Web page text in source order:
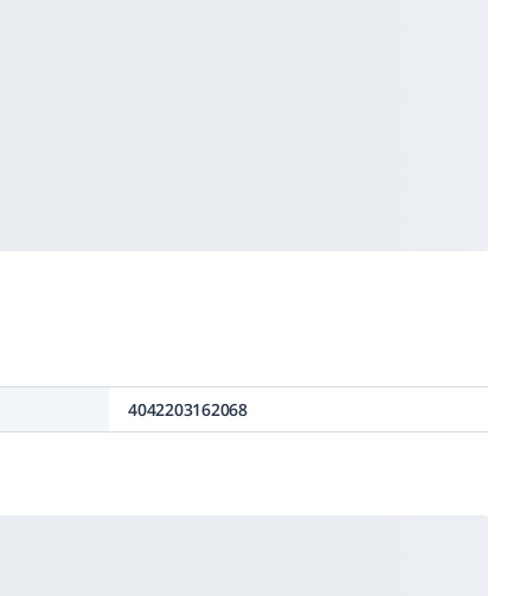
4042203162068